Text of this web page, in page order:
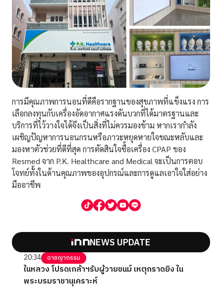
การมีคุณภาพการนอนที่ดีคือรากฐานของสุขภาพที่แข็งแรง การ
เลือกลงทุนกับเครื่องอัดอากาศแรงดันบวกที่ได้มาตรฐานและ
บริการที่ไว้วางใจได้จึงเป็นสิ่งที่ไม่ควรมองข้าม หากเรากำลัง
เผชิญปัญหาการนอนกรนหรือภาวะหยุดหายใจขณะหลับและ
มองหาตัวช่วยที่ดีที่สุด การตัดสินใจซื้อเครื่อง CPAP ของ
Resmed จาก P.K. Healthcare and Medical จะเป็นการตอบ
โจทย์ทั้งในด้านคุณภาพของอุปกรณ์และการดูแลเอาใจใส่อย่าง
มืออาชีพ
NEWS UPDATE
20:34 อาชญากรรม
ในหลวง โปรดเกล้าฯรับผู้วายชนม์ เหตุกราดยิง ใน
พระบรมราชานุเคราะห์